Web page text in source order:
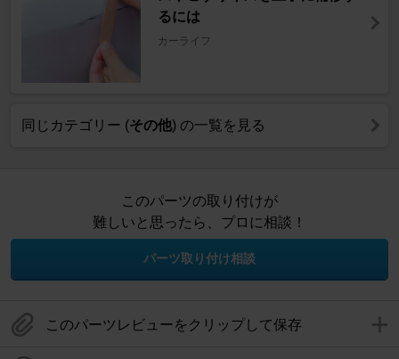
るには
カーライフ
同じカテゴリー (その他) の一覧を見る
このパーツの取り付けが
難しいと思ったら、プロに相談！
パーツ取り付け相談
このパーツレビューをクリップして保存